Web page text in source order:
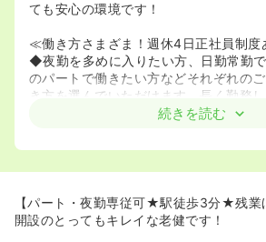
ても安心の環境です！
≪働き方さまざま！週休4日正社員制
◆夜勤を多めに入りたい方、日勤常勤
のパートで働きたい方などそれぞれの
き方を選んでいただけます。長く勤務
◆週休4日の正社員制度があります！週
も社会保険に入ることができ正社員登
る！という方にとてもおすすめです。
続きを読む
【パート・夜勤専従可★駅徒歩3分★残業
開設のとってもキレイな老健です！